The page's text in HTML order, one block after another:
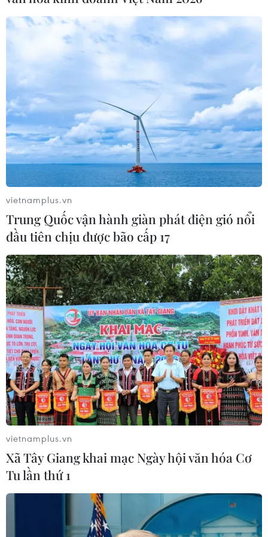
#Sri Lanka
#Tình trạng khẩn cấp quốc gia
#Đánh bom liều chết
#Quân đội Sri Lanka
Sri Lanka
Theo dõi VietnamPlus
TIN LIÊN QUAN
Facebook và các mạng xã hội khác đã
vietnamplus.vn
Trung Quốc vận hành giàn phát điện gió nổi
đầu tiên chịu được bão cấp 17
vietnamplus.vn
Xã Tây Giang khai mạc Ngày hội văn hóa Cơ
Tu lần thứ 1